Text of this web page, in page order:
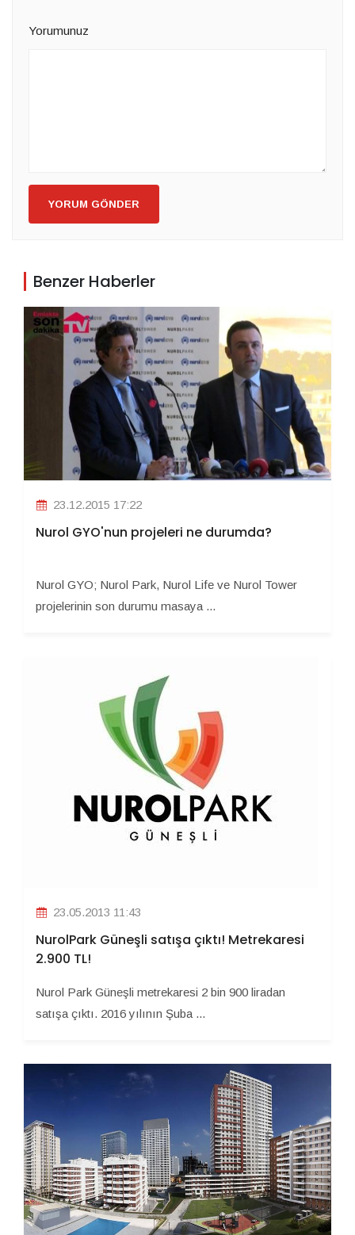
Yorumunuz
YORUM GÖNDER
Benzer Haberler
23.12.2015 17:22
Nurol GYO'nun projeleri ne durumda?
Nurol GYO; Nurol Park, Nurol Life ve Nurol Tower
projelerinin son durumu masaya ...
23.05.2013 11:43
NurolPark Güneşli satışa çıktı! Metrekaresi
2.900 TL!
Nurol Park Güneşli metrekaresi 2 bin 900 liradan
satışa çıktı. 2016 yılının Şuba ...